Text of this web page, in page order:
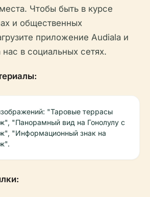
Чтобы быть в курсе
и общественных
приложение Audiala и
в социальных сетях.
"Таровые террасы
"Панорамный вид на Гонолулу с
"Информационный знак на